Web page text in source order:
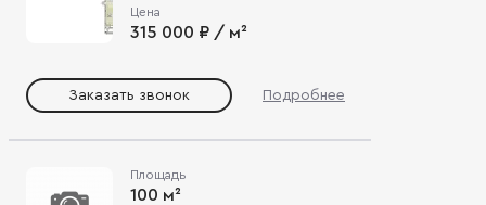
Цена
315 000 ₽ / м²
Заказать звонок Подробнее
Площадь
100 м²